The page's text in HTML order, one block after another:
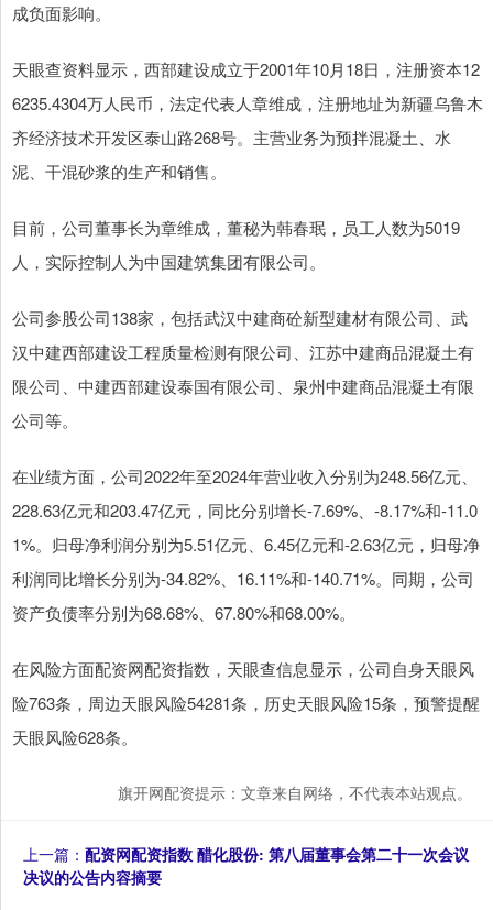
成负面影响。
天眼查资料显示，西部建设成立于2001年10月18日，注册资本12
6235.4304万人民币，法定代表人章维成，注册地址为新疆乌鲁木
齐经济技术开发区泰山路268号。主营业务为预拌混凝土、水
泥、干混砂浆的生产和销售。
目前，公司董事长为章维成，董秘为韩春珉，员工人数为5019
人，实际控制人为中国建筑集团有限公司。
公司参股公司138家，包括武汉中建商砼新型建材有限公司、武
汉中建西部建设工程质量检测有限公司、江苏中建商品混凝土有
限公司、中建西部建设泰国有限公司、泉州中建商品混凝土有限
公司等。
在业绩方面，公司2022年至2024年营业收入分别为248.56亿元、
228.63亿元和203.47亿元，同比分别增长-7.69%、-8.17%和-11.0
1%。归母净利润分别为5.51亿元、6.45亿元和-2.63亿元，归母净
利润同比增长分别为-34.82%、16.11%和-140.71%。同期，公司
资产负债率分别为68.68%、67.80%和68.00%。
在风险方面配资网配资指数，天眼查信息显示，公司自身天眼风
险763条，周边天眼风险54281条，历史天眼风险15条，预警提醒
天眼风险628条。
旗开网配资提示：文章来自网络，不代表本站观点。
上一篇： 配资网配资指数 醋化股份: 第八届董事会第二十一次会议
决议的公告内容摘要